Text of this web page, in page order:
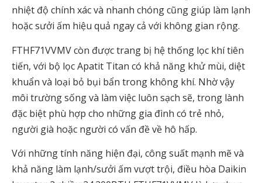
nhiệt độ chính xác và nhanh chóng cũng giúp làm lạnh
hoặc sưởi ấm hiệu quả ngay cả với không gian rộng.
FTHF71VVMV còn được trang bị hệ thống lọc khí tiên
tiến, với bộ lọc Apatit Titan có khả năng khử mùi, diệt
khuẩn và loại bỏ bụi bẩn trong không khí. Nhờ vậy
môi trường sống và làm việc luôn sạch sẽ, trong lành
đặc biệt phù hợp cho những gia đình có trẻ nhỏ,
người già hoặc người có vấn đề về hô hấp.
Với những tính năng hiện đại, công suất mạnh mẽ và
khả năng làm lạnh/sưởi ấm vượt trội, điều hòa Daikin